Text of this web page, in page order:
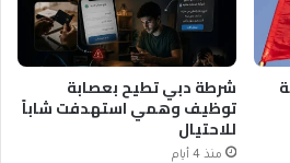
شرطة دبي تطيح بعصابة
توظيف وهمي استهدفت شاباً
للاحتيال
منذ 4 أيام